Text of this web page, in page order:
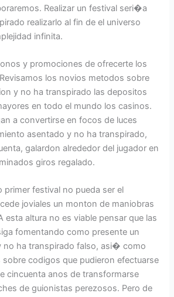
Realizar un festival seri�a
realizarlo al fin de el universo
infinita.
y promociones de ofrecerte los
los novios metodos sobre
y no ha transpirado las depositos
en todo el mundo los casinos.
a convertirse en focos de luces
asentado y no ha transpirado,
galardon alrededor del jugador en
giros regalado.
festival no pueda ser el
joviales un monton de maniobras
esta altura no es viable pensar que las
fomentando como presente un
no ha transpirado falso, asi� como
codigos que pudieron efectuarse
cincuenta anos de transformarse
de guionistas perezosos. Pero de